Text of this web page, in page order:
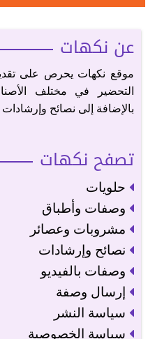
عن نكهات
موقع نكهات يحرص على
التحضير في مختلف
بالإضافة إلى نصائح
تصفح نكهات
حلويات
وصفات وأطباق
مشروبات وعصائر
نصائح وإرشادات
وصفات بالفيديو
إرسال وصفة
سياسة النشر
سياسة الخصوصية